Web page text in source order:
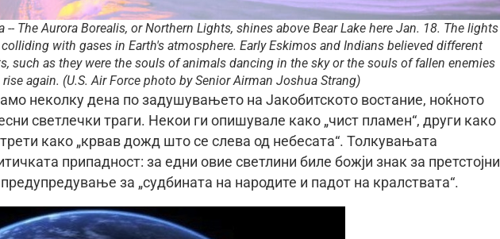
-- The Aurora Borealis, or Northern Lights, shines above Bear Lake here Jan. 18. The lights
with gases in Earth's atmosphere. Early Eskimos and Indians believed different
such as they were the souls of animals dancing in the sky or the souls of fallen enemies
again. (U.S. Air Force photo by Senior Airman Joshua Strang)
неколку дена по задушувањето на Јакобитското востание, ноќното
светлечки траги. Некои ги опишувале како „чист пламен“, други како
како „крвав дожд што се слева од небесата“. Толкувањата
припадност: за едни овие светлини биле божји знак за претстојни
за „судбината на народите и падот на кралствата“.